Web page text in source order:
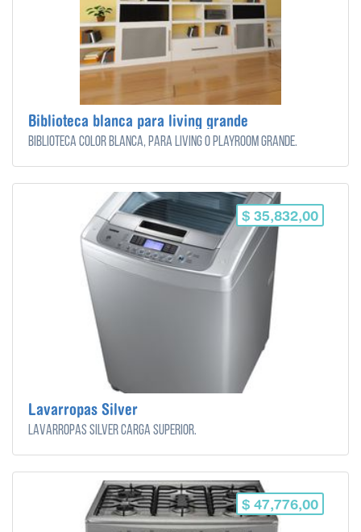
Biblioteca blanca para living grande
Biblioteca color blanca, para living o playroom grande.
$ 35,832,00
Lavarropas Silver
Lavarropas Silver carga superior.
$ 47,776,00